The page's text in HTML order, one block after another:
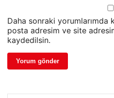
Daha sonraki yorumlarımda
posta adresim ve site
kaydedilsin.